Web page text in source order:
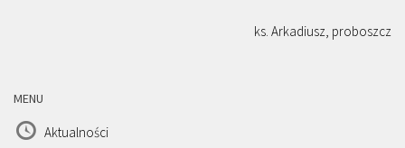
ks. Arkadiusz, proboszcz
MENU
Aktualności